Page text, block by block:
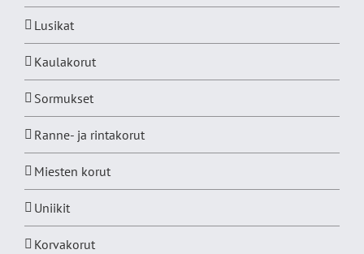
Lusikat
Kaulakorut
Sormukset
Ranne- ja rintakorut
Miesten korut
Uniikit
Korvakorut